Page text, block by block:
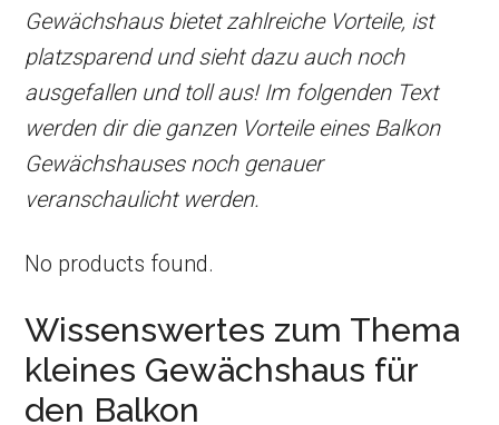
Gewächshaus bietet zahlreiche Vorteile, ist
platzsparend und sieht dazu auch noch
ausgefallen und toll aus! Im folgenden Text
werden dir die ganzen Vorteile eines Balkon
Gewächshauses noch genauer
veranschaulicht werden.
No products found.
Wissenswertes zum Thema
kleines Gewächshaus für
den Balkon